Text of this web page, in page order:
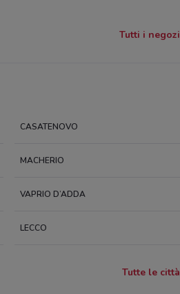
Tutti i negozi
CASATENOVO
MACHERIO
VAPRIO D’ADDA
LECCO
Tutte le città